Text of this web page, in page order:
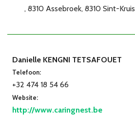
8310 Assebroek 8310 Sint-Kruis
Danielle KENGNI TETSAFOUET
Telefoon:
+32 474 18 54 66
Website:
http://www.caringnest.be